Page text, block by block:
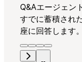
Q&Aエージェント
すでに蓄積され
座に回答します。